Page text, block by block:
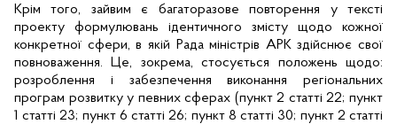
Крім того, зайвим є багаторазове повторення у тексті
проекту формулювань ідентичного змісту щодо кожної
конкретної сфери, в якій Рада міністрів АРК здійснює свої
повноваження. Це, зокрема, стосується положень щодо:
розроблення і забезпечення виконання регіональних
програм розвитку у певних сферах (пункт 2 статті 22; пункт
1 статті 23; пункт 6 статті 26; пункт 8 статті 30; пункт 2 статті